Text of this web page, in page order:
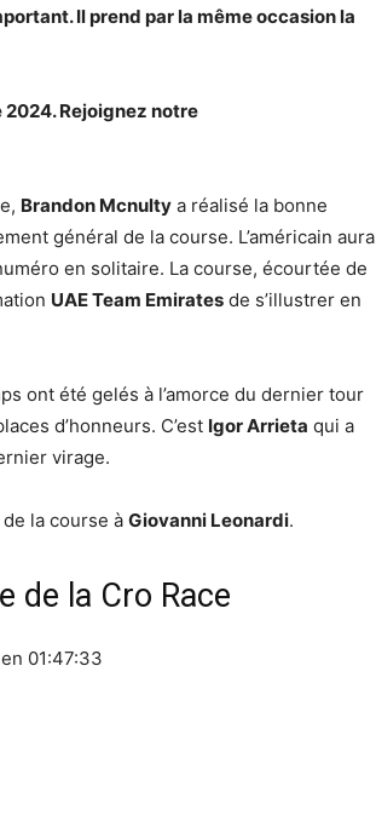
Il prend par la même occasion la
Rejoignez notre
Brandon Mcnulty a réalisé la bonne
général de la course. L’américain aura
en solitaire. La course, écourtée de
UAE Team Emirates de s’illustrer en
ont été gelés à l’amorce du dernier tour
d’honneurs. C’est Igor Arrieta qui a
virage.
la course à Giovanni Leonardi.
de la Cro Race
01:47:33